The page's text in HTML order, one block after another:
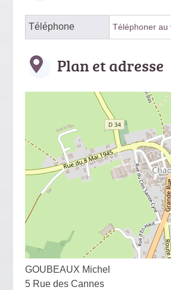
Téléphone Téléphoner au
Plan et adresse
GOUBEAUX Michel
5 Rue des Cannes